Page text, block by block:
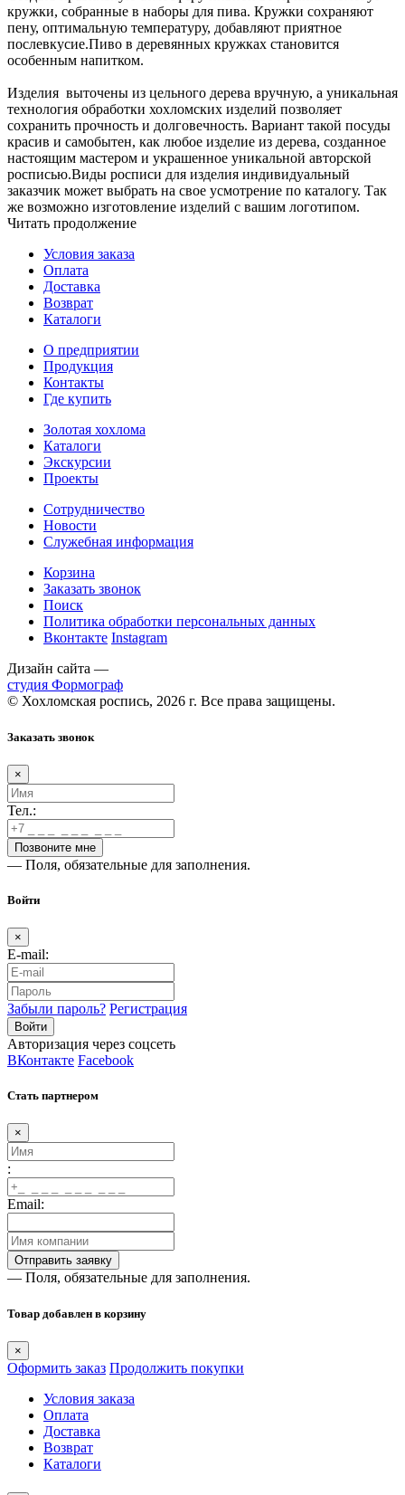
кружки, собранные в наборы для пива. Кружки сохраняют
пену, оптимальную температуру, добавляют приятное
послевкусие.Пиво в деревянных кружках становится
особенным напитком.
Изделия выточены из цельного дерева вручную, а уникальная
технология обработки хохломских изделий позволяет
сохранить прочность и долговечность. Вариант такой посуды
красив и самобытен, как любое изделие из дерева, созданное
настоящим мастером и украшенное уникальной авторской
росписью.Виды росписи для изделия индивидуальный
заказчик может выбрать на свое усмотрение по каталогу. Так
же возможно изготовление изделий с вашим логотипом.
Читать продолжение
Условия заказа
Оплата
Доставка
Возврат
Каталоги
О предприятии
Продукция
Контакты
Где купить
Золотая хохлома
Каталоги
Экскурсии
Проекты
Сотрудничество
Новости
Служебная информация
Корзина
Заказать звонок
Поиск
Политика обработки персональных данных
Вконтакте Instagram
Дизайн сайта —
студия Формограф
© Хохломская роспись, 2026 г. Все права защищены.
Заказать звонок
×
Тел.:
— Поля, обязательные для заполнения.
Войти
×
E-mail:
Забыли пароль? Регистрация
Авторизация через соцсеть
ВКонтакте Facebook
Стать партнером
×
:
Email:
— Поля, обязательные для заполнения.
Товар добавлен в корзину
×
Оформить заказ Продолжить покупки
Условия заказа
Оплата
Доставка
Возврат
Каталоги